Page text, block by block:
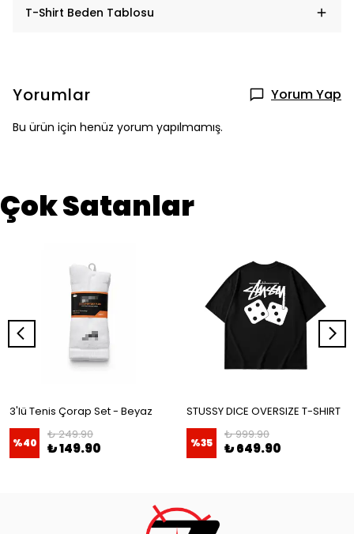
T-Shirt Beden Tablosu
Yorumlar Yorum Yap
Bu ürün için henüz yorum yapılmamış.
Çok Satanlar
3'lü Tenis Çorap Set - Beyaz
%40
₺ 249.90
₺ 149.90
STUSSY DICE OVERSIZE T-SHIRT
%35
₺ 999.90
₺ 649.90